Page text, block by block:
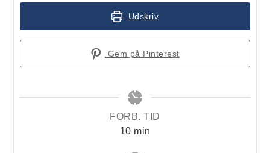
Udskriv
Gem på Pinterest
FORB. TID
10minutter
min